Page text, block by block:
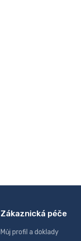
Zákaznická péče
Můj profil a doklady